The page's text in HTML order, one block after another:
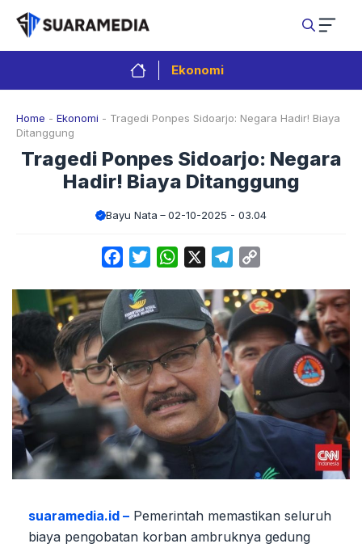
Langsung
isi
Ekonomi
Home - Ekonomi - Tragedi Ponpes Sidoarjo: Negara Hadir! Biaya
Ditanggung
Tragedi Ponpes Sidoarjo: Negara
Hadir! Biaya Ditanggung
Bayu Nata 02-10-2025 - 03.04
FacebookTwitterWhatsApp Telegram
suaramedia.id – Pemerintah memastikan seluruh
biaya pengobatan korban ambruknya gedung